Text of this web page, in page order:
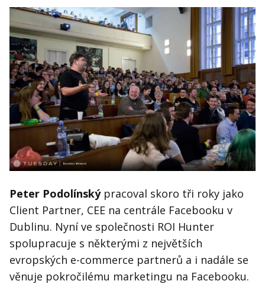
Peter Podolínskýpracoval skoro tři roky jako
Client Partner, CEE na centrále Facebooku v
Dublinu. Nyní ve společnosti ROI Hunter
spolupracuje s některými z největších
evropských e-commerce partnerů a i nadále se
věnuje pokročilému marketingu na Facebooku.